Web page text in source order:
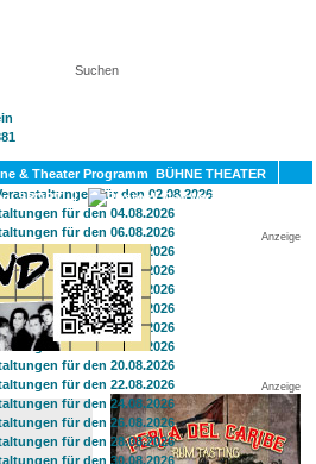
BÜHNE THEATER
SPORT
Anzeige
Anzeige